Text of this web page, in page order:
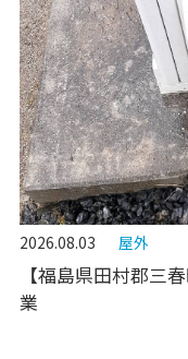
2026.08.03 屋外
【福島県田村郡三
業